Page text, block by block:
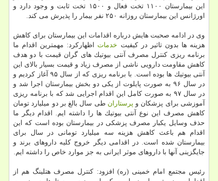
این بیمارستان ۱۱۰۰ تخت فعال و ۱۵۰۰ تخت ثابت و وجود دارد و
اورژانس این بیمارستان روزانه ۲۵۰ نفر بیمار را پذیرش می كند.
وی در ادامه صحبت هایش درباره اقدامات این بیمارستان برای كاهش
هزینه ها بدون تاثیر در كیفیت خدمات اظهاركرد: مهمترین اقدام ما
برنامه ریزی كنترل مصرف آنتی بیوتیك های گران قیمت با دو هدف
كاهش مقاومت دارویی ناشی از مصرف زیاد و قیمت بسیار بالای این
آنتی بیوتیك ها بوده است. با برنامه ریزی كه از سال ۹۵ آغاز كردیم و
در سال ۹۶ به صورت پایلوت از یكی دو بخش بیمارستان اجرا شد و
در سال ۹۷ به صورت كامل این اقدام اجرایی شد كه با برنامه ریزی
آموزشی برای پزشكان و پرستاران طی سال بالغ بر دو میلیارد تومان
كاهش مصرف این نوع آنتی بیوتیك ها را داشته ایم. اقدام دیگر ما
حذف وسایل یكبار مصرف پزشكی در بیمارستان بوده است كه این
اقدام هم باعث كاهش هزینه سه میلیارد تومانی در سال برای
بیمارستان شده است. در اقدامی دیگر خروج كلیه داروهای برند و
جایگزینی آنها با داروهای موثر ایرانی به جز موارد خاص را داشته ایم.
رئیس مجتمع امام خمینی (ره) افزود: كنترل مصرف هتلینگ هم از